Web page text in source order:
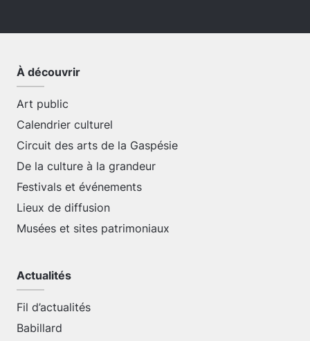
À découvrir
Art public
Calendrier culturel
Circuit des arts de la Gaspésie
De la culture à la grandeur
Festivals et événements
Lieux de diffusion
Musées et sites patrimoniaux
Actualités
Fil d’actualités
Babillard